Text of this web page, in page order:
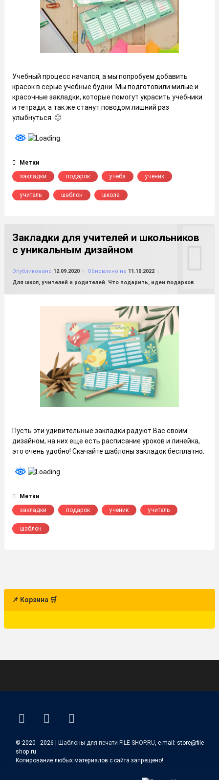
Учебный процесс начался, а мы попробуем добавить
красок в серые учебные будни. Мы подготовили милые и
красочные закладки, которые помогут украсить учебники
и тетради, а так же станут поводом лишний раз
улыбнуться. 🙂
Метки
закладки
подарок учеба ученик
учитель шаблон школа
Закладки для учителей и школьников
с уникальным дизайном
Опубликовано 12.09.2020 Обновлено на 11.10.2022
Рубрики:
Для школ, учителей и родителей Что подарить, идеи подарков
Пусть эти удивительные закладки радуют Вас своим
дизайном, на них еще есть расписание уроков и линейка,
это очень удобно! Скачайте шаблоны закладок бесплатно.
Метки
закладки
подарок ученик учитель
шаблон
📌 Корзина 🛒
ВКонтакте
YouTube
E-mail
© 2020 - 2026 | Шаблоны для печати FILE-SHOP.RU , e-mail: store@file-
shop.ru
Копирование любых материалов с сайта запрещено!